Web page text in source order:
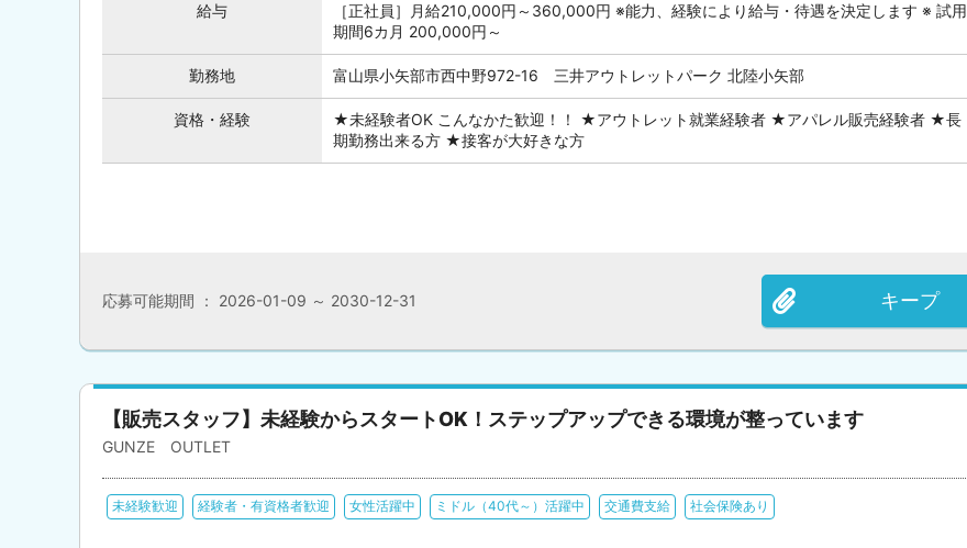
給与
［正社員］月給210,000円～360,000円 ※能力、経験により給与・待遇を決定します ※ 試用
期間6カ月 200,000円～
勤務地 富山県小矢部市西中野972-16 三井アウトレットパーク 北陸小矢部
資格・経験
★未経験者OK こんなかた歓迎！！ ★アウトレット就業経験者 ★アパレル販売経験者 ★長
期勤務出来る方 ★接客が大好きな方
キープ
応募可能期間 ： 2026-01-09 ～ 2030-12-31
【販売スタッフ】未経験からスタートOK！ステップアップできる環境が整っています
GUNZE OUTLET
未経験歓迎 経験者・有資格者歓迎 女性活躍中 ミドル（40代～）活躍中 交通費支給 社会保険あり